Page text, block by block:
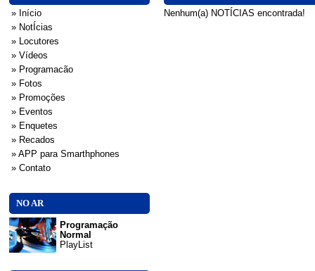
» Início
» NotÍcias
» Locutores
» Vídeos
» Programacão
» Fotos
» Promoções
» Eventos
» Enquetes
» Recados
» APP para Smarthphones
» Contato
NO AR
Programação
Normal
PlayList
Nenhum(a) NOTÍCIAS encontrada!